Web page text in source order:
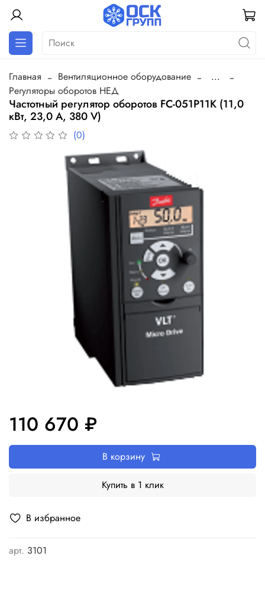
Главная Вентиляционное оборудование
...
Регуляторы оборотов НЕД
Частотный регулятор оборотов FC-051P11K (11,0
кВт, 23,0 А, 380 V)
(0)
В избранное
арт. 3101
110 670 ₽
В корзину
Купить в 1 клик